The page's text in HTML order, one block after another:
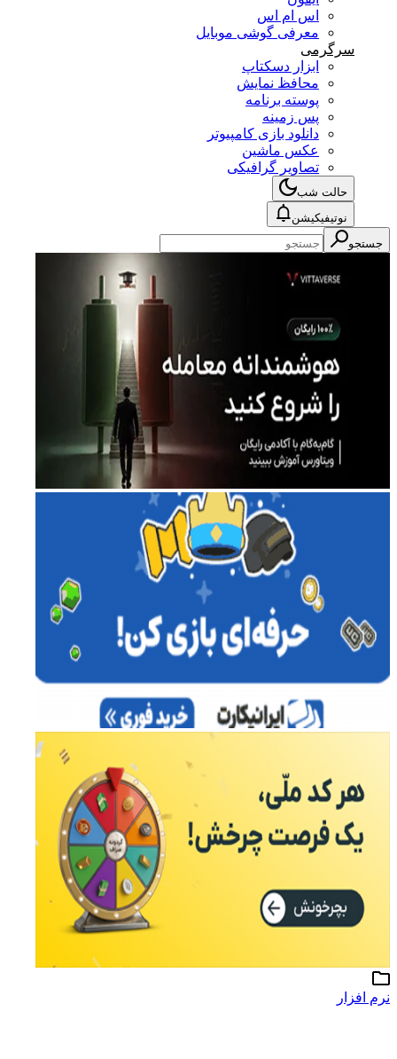
اس ام اس
معرفی گوشی موبایل
سرگرمی
ابزار دسکتاپ
محافظ نمایش
پوسته برنامه
پس زمینه
دانلود بازی کامپیوتر
عکس ماشین
تصاویر گرافیکی
حالت شب
نوتیفیکیشن
جستجو
نرم افزار